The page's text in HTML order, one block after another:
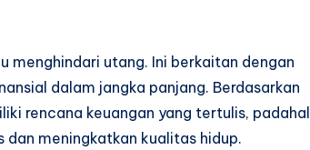
menghindari utang. Ini berkaitan dengan
dalam jangka panjang. Berdasarkan
rencana keuangan yang tertulis, padahal
meningkatkan kualitas hidup.